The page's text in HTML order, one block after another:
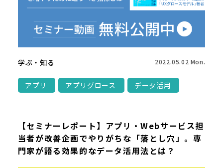
学ぶ・知る 2022.05.02 Mon.
アプリ アプリグロース データ活用
【セミナーレポート】アプリ・Webサービス担
当者が改善企画でやりがちな「落とし穴」。専
門家が語る効果的なデータ活用法とは？